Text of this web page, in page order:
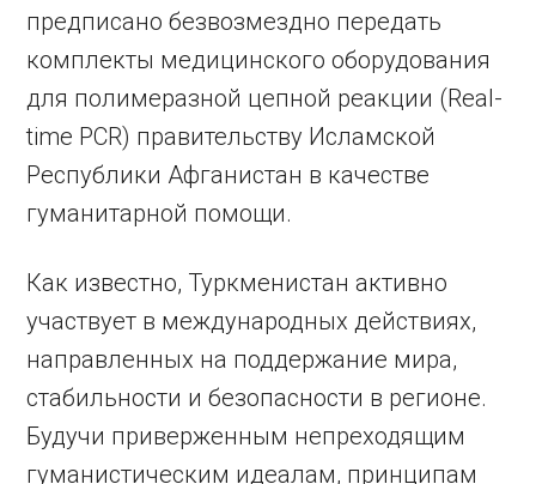
предписано безвозмездно передать
комплекты медицинского оборудования
для полимеразной цепной реакции (Real-
time PCR) правительству Исламской
Республики Афганистан в качестве
гуманитарной помощи.
Как известно, Туркменистан активно
участвует в международных действиях,
направленных на поддержание мира,
стабильности и безопасности в регионе.
Будучи приверженным непреходящим
гуманистическим идеалам, принципам